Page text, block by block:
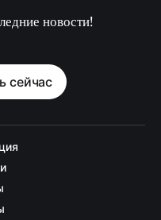
новости!
сейчас